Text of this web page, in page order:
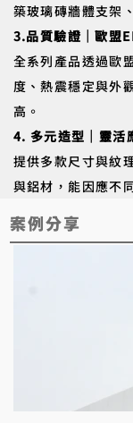
築玻璃磚牆體支架
3.品質驗證｜歐盟
全系列產品透過歐
度、熱震穩定與外
高。
4. 多元造型｜靈活
提供多款尺寸與紋
與鋁材，能因應不
​案例分享